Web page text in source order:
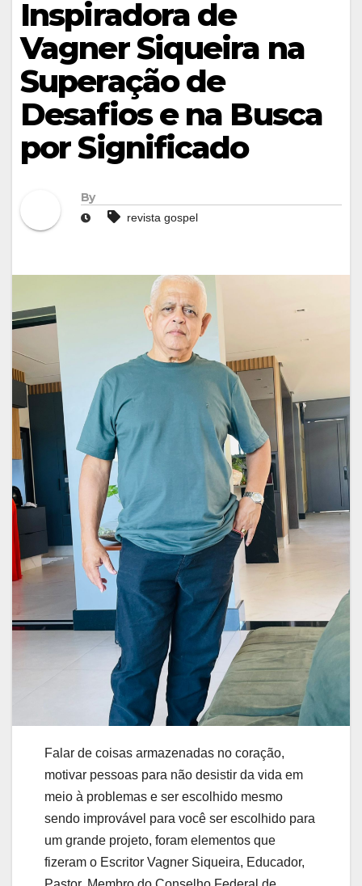
Inspiradora de
Vagner Siqueira na
Superação de
Desafios e na Busca
por Significado
By
revista gospel
Falar de coisas armazenadas no coração,
motivar pessoas para não desistir da vida em
meio à problemas e ser escolhido mesmo
sendo improvável para você ser escolhido para
um grande projeto, foram elementos que
fizeram o Escritor Vagner Siqueira, Educador,